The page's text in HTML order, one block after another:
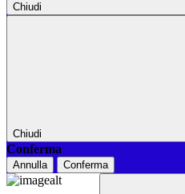
Chiudi
Chiudi
Conferma
Annulla Conferma